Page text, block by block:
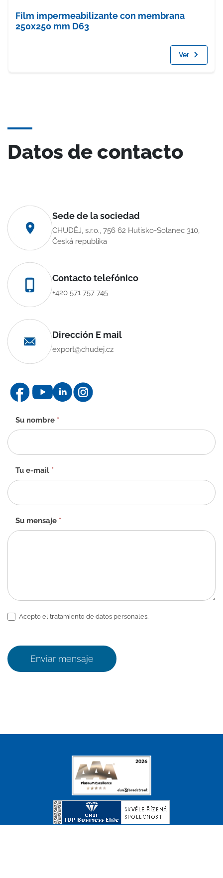
Film impermeabilizante con membrana
250x250 mm D63
Ver
Datos de contacto
Sede de la sociedad
CHUDĚJ, s.r.o., 756 62 Hutisko-Solanec 310,
Česká republika
Contacto telefónico
+420 571 757 745
Dirección E mail
export@chudej.cz
Formulario
de
contacto
-
Su nombre *
Tu e-mail *
Su mensaje *
Acepto el tratamiento de datos personales.
Enviar mensaje